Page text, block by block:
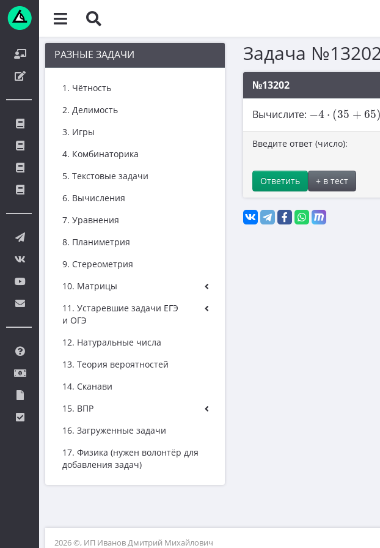
РАЗНЫЕ ЗАДАЧИ
1. Чётность
2. Делимость
3. Игры
4. Комбинаторика
5. Текстовые задачи
6. Вычисления
7. Уравнения
8. Планиметрия
9. Стереометрия
10. Матрицы
11. Устаревшие задачи ЕГЭ
и ОГЭ
12. Натуральные числа
13. Теория вероятностей
14. Сканави
15. ВПР
16. Загруженные задачи
17. Физика (нужен волонтёр для
добавления задач)
Задача
№13202
Вычислите: −4 ⋅ (35 + 65)
4⋅ 35+ 65 )
Введите ответ (число):
Ответить + в тест
2026 ©, ИП Иванов Дмитрий Михайлович